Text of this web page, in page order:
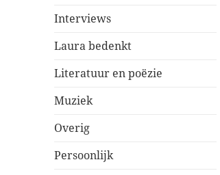
Interviews
Laura bedenkt
Literatuur en poëzie
Muziek
Overig
Persoonlijk